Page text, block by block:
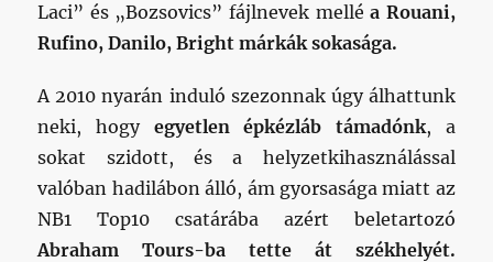
Laci” és „Bozsovics” fájlnevek melléa Rouani,
Rufino, Danilo, Bright márkák sokasága.
A 2010 nyarán induló szezonnak úgy álhattunk
neki, hogy egyetlen épkézláb támadónk, a
sokat szidott, és a helyzetkihasználással
valóban hadilábon álló, ám gyorsasága miatt az
NB1 Top10 csatárába azért beletartozó
Abraham Tours-ba tette át székhelyét.